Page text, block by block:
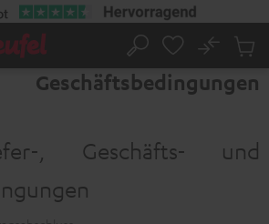
Suche
No
im
, Geschäfts- und